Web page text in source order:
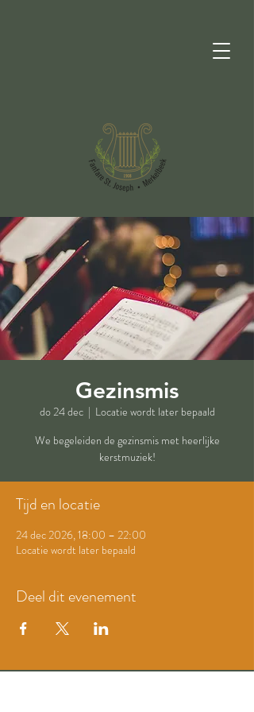
Gezinsmis
do 24 dec
  |
Locatie wordt later bepaald
We begeleiden de gezinsmis met heerlijke
kerstmuziek!
Tijd en locatie
24 dec 2026, 18:00 – 22:00
Locatie wordt later bepaald
Deel dit evenement